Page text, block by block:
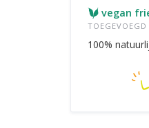
vegan
100%